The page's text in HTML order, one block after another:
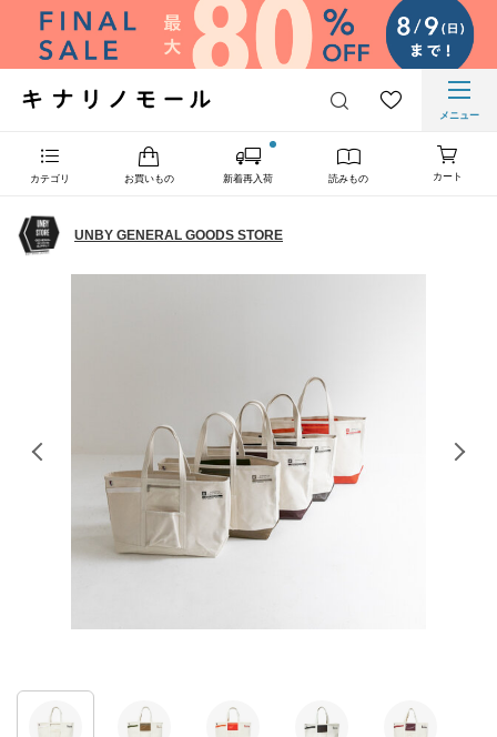
メニュー
カテゴリ お買いもの 新着再入荷 読みもの カート
UNBY GENERAL GOODS STORE